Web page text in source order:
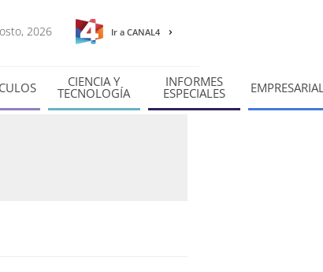
2026 Ir a CANAL4
CIENCIA Y
TECNOLOGÍA
INFORMES
ESPECIALES